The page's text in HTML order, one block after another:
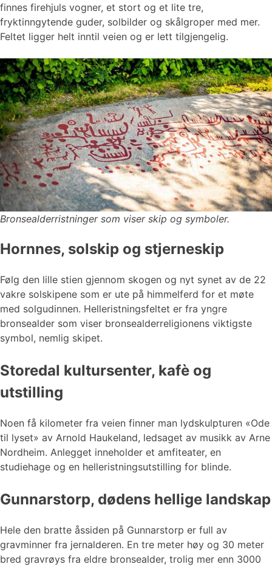
finnes firehjuls vogner, et stort og et lite tre,
fryktinngytende guder, solbilder og skålgroper med mer.
Feltet ligger helt inntil veien og er lett tilgjengelig.
Bronsealderristninger som viser skip og symboler.
Hornnes, solskip og stjerneskip
Følg den lille stien gjennom skogen og nyt synet av de 22
vakre solskipene som er ute på himmelferd for et møte
med solgudinnen. Helleristningsfeltet er fra yngre
bronsealder som viser bronsealderreligionens viktigste
symbol, nemlig skipet.
Storedal kultursenter, kafè og
utstilling
Noen få kilometer fra veien finner man lydskulpturen «Ode
til lyset» av Arnold Haukeland, ledsaget av musikk av Arne
Nordheim. Anlegget inneholder et amfiteater, en
studiehage og en helleristningsutstilling for blinde.
Gunnarstorp, dødens hellige landskap
Hele den bratte åssiden på Gunnarstorp er full av
gravminner fra jernalderen. En tre meter høy og 30 meter
bred gravrøys fra eldre bronsealder, trolig mer enn 3000